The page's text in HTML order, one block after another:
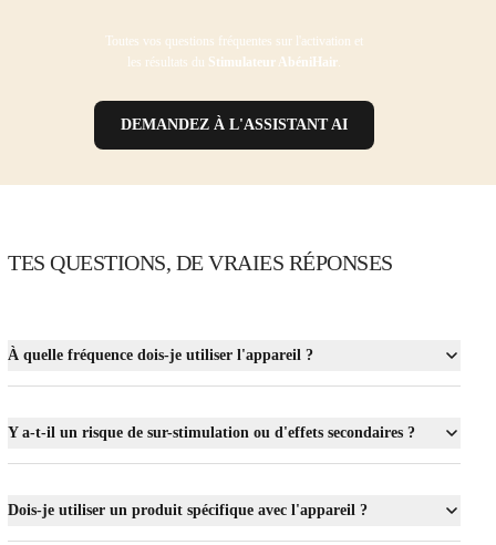
Toutes vos questions fréquentes sur l'activation et
les résultats du Stimulateur AbéniHair.
DEMANDEZ À L'ASSISTANT AI
TES QUESTIONS, DE VRAIES RÉPONSES
À quelle fréquence dois-je utiliser l'appareil ?
Y a-t-il un risque de sur-stimulation ou d'effets secondaires ?
Dois-je utiliser un produit spécifique avec l'appareil ?